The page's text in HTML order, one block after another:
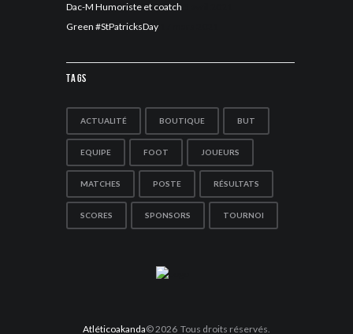
Dac-M Humoriste et coatch
Green #StPatricksDay
Tags
ACTUALITÉ BOUTIQUE BUT
EQUIPE FOOT JOUEURS
MATCHES POSTE RÉSULTATS
SCORES SPONSORS TOURNOI
Atléticoakanda© 2026 Tous droits réservés.